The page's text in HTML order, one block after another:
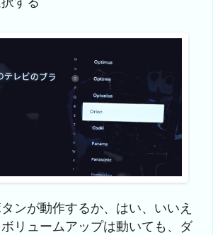
ンが動作するか、はい、いいえ
リュームアップは動いても、ダ